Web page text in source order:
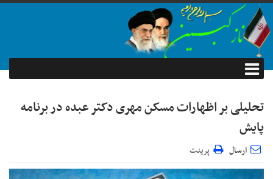
تحلیلی بر اظهارات مسکن مهری دکتر عبده در برنامه
پایش
ارسال پرینت